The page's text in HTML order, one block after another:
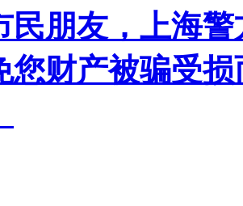
民朋友，上海
您财产被骗受